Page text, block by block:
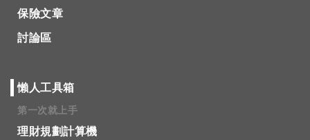
保險文章
討論區
懶人工具箱
第一次就上手
理財規劃計算機